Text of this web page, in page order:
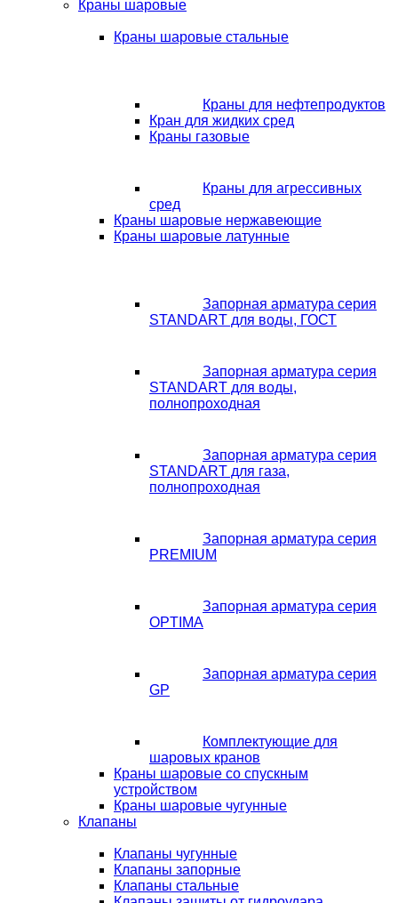
Краны шаровые
Краны шаровые стальные
Краны для нефтепродуктов
Кран для жидких сред
Краны газовые
Краны для агрессивных
сред
Краны шаровые нержавеющие
Краны шаровые латунные
Запорная арматура серия
STANDART для воды, ГОСТ
Запорная арматура серия
STANDART для воды,
полнопроходная
Запорная арматура серия
STANDART для газа,
полнопроходная
Запорная арматура серия
PREMIUM
Запорная арматура серия
OPTIMA
Запорная арматура серия
GP
Комплектующие для
шаровых кранов
Краны шаровые со спускным
устройством
Краны шаровые чугунные
Клапаны
Клапаны чугунные
Клапаны запорные
Клапаны стальные